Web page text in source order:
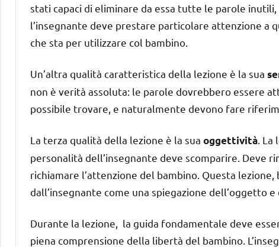
stati capaci di eliminare da essa tutte le parole
l’insegnante deve prestare particolare attenzione a
che sta per utilizzare col bambino.
Un’altra qualità caratteristica della lezione è la sua
non è verità assoluta: le parole dovrebbero essere
possibile trovare, e naturalmente devono fare
La terza qualità della lezione è la sua oggettività .
personalità dell’insegnante deve scomparire. Deve
richiamare l’attenzione del bambino. Questa
dall’insegnante come una spiegazione dell’oggetto
Durante la lezione, la guida fondamentale deve
piena comprensione della libertà del bambino.